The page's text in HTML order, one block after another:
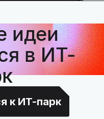
идеи
в ИТ-
к ИТ-парк